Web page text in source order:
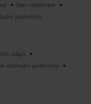
Stav reklamace
podmínky
údajů
obchodní podmínky